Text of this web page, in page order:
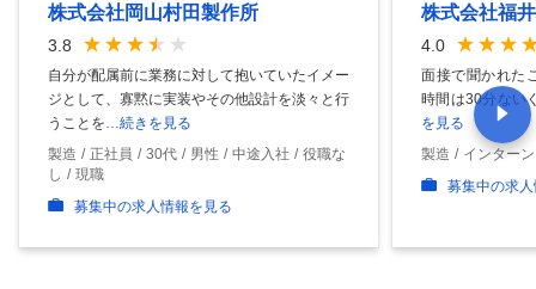
株式会社岡山村田製作所
3.8
自分が配属前に業務に対して抱いていたイメー
ジとして、寡黙に実装やその他設計を淡々と行
うことを …続きを見る
製造
正社員 30代 男性 中途入社
役職な
し
現職
募集中の求人情報を見る
株式会社福
4.0
面接で聞かれた
時間は30分ない
を見る
製造
インターン
募集中の求